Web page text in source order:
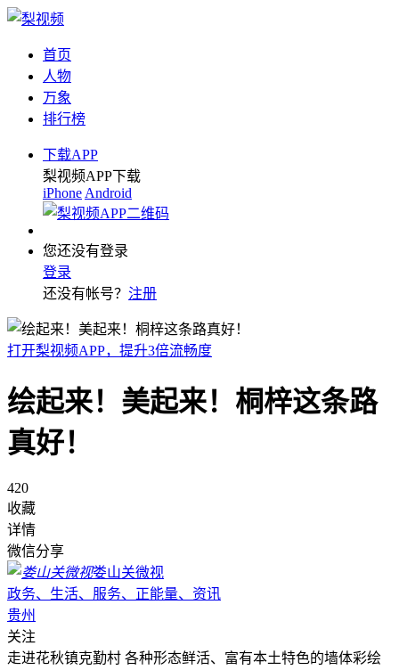
首页
人物
万象
排行榜
下载APP
梨视频APP下载
iPhone Android
您还没有登录
登录
还没有帐号？ 注册
打开梨视频APP，提升3倍流畅度
绘起来！美起来！桐梓这条路
真好！
420
收藏
详情
微信分享
娄山关微视
政务、生活、服务、正能量、资讯
贵州
关注
走进花秋镇克勤村 各种形态鲜活、富有本土特色的墙体彩绘